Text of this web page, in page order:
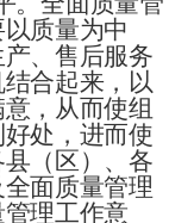
质量为中
、售后服务
合起来，以
，从而使组
处，进而使
（区）、各
面质量管理
理工作意